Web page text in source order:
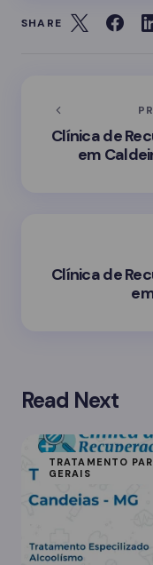
SHARE
Clínica de
em
Clínica de
Read Next
TRATAMENTO
GERAIS